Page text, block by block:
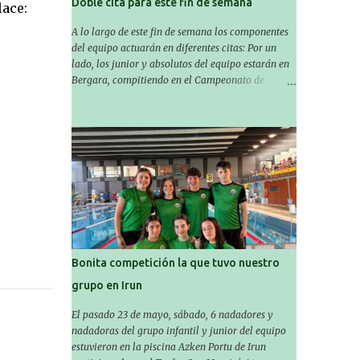
A lo largo de este fin de semana los componentes
del equipo actuarán en diferentes citas: Por un
lado, los junior y absolutos del equipo estarán en
Bergara, compitiendo en el Campeonato de
celebrará en dos jornadas: el sábado tendrá
sesiones de mañana y tarde y el domingo sólo de
mañana. Las sesiones de mañana comenzarán a
las 10:00 y las del sábado por la tarde a las 16:30.
Por otro lado, otro grupo pequeño actuará en el
polideportivo Antzizar de Beasain en el XXIIIº
memorial Leire Contreras , en una mañana
popular festiva organizada por el club Igartza. Las
pruebas empezarán a las 10:30, a las 11:30 habrá
pruebas populares australianas y después habrá
un almuerzo para todos y todas las participantes.
competiciones la encontraréis en nuestra web, en
el siguiente enlace:
https://www.es.buruntzaldeaikt.eus/competici%C3
Bonita competición la que tuvo nuestro
grupo en Irun
El pasado 23 de mayo, sábado, 6 nadadores y
nadadoras del grupo infantil y junior del equipo
estuvieron en la piscina Azken Portu de Irun